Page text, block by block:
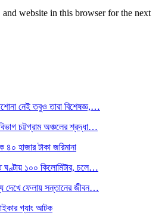
and website in this browser for the next
নেই তবুও তারা বিশেষজ্ঞ,…
চট্টগ্রাম অঞ্চলের শ্রদ্ধা…
৪০ হাজার টাকা জরিমানা
ঘণ্টায় ১০০ কিলোমিটার, চলে…
দেখে ফেলায় সন্তানের জীবন…
গ্যাং আটক